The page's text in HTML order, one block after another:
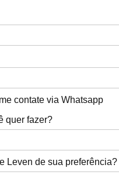
contate via Whatsapp
quer fazer?
Leven de sua preferência?